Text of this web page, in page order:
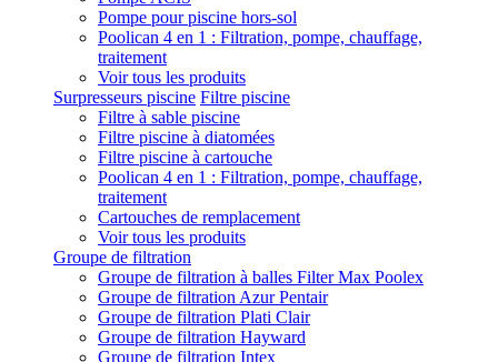
Pompe pour piscine hors-sol
Poolican 4 en 1 : Filtration, pompe, chauffage,
traitement
Voir tous les produits
Surpresseurs piscine Filtre piscine
Filtre à sable piscine
Filtre piscine à diatomées
Filtre piscine à cartouche
Poolican 4 en 1 : Filtration, pompe, chauffage,
traitement
Cartouches de remplacement
Voir tous les produits
Groupe de filtration
Groupe de filtration à balles Filter Max Poolex
Groupe de filtration Azur Pentair
Groupe de filtration Plati Clair
Groupe de filtration Hayward
Groupe de filtration Intex